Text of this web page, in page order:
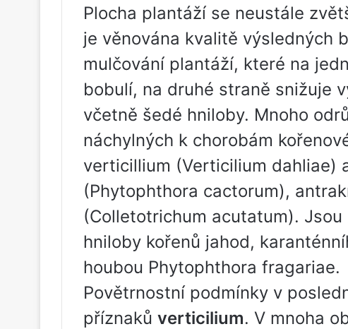
Plocha plantáží se neustále
je věnována kvalitě výsledných
mulčování plantáží, které na
bobulí, na druhé straně snižuje
včetně šedé hniloby. Mnoho
náchylných k chorobám
verticillium (Verticilium dahliae)
(Phytophthora cactorum),
(Colletotrichum acutatum).
hniloby kořenů jahod,
houbou Phytophthora fragariae.
Povětrnostní podmínky v
příznaků verticilium. V mnoha